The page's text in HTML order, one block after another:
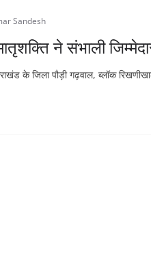
Sandesh
ने संभाली
के जिला पौड़ी गढ़वाल, ब्लॉक